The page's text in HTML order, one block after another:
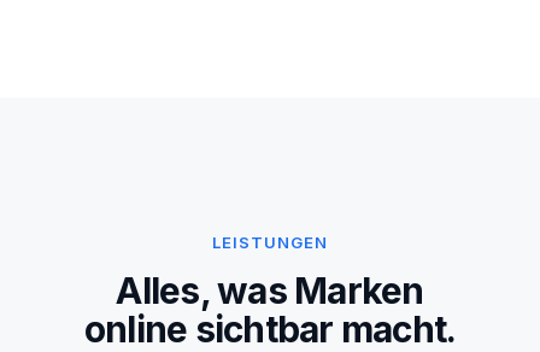
LEISTUNGEN
Alles, was Marken
online sichtbar macht.